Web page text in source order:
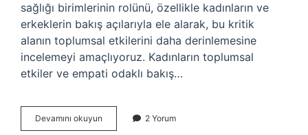
sağlığı birimlerinin rolünü, özellikle kadınların ve
erkeklerin bakış açılarıyla ele alarak, bu kritik
alanın toplumsal etkilerini daha derinlemesine
incelemeyi amaçlıyoruz. Kadınların toplumsal
etkiler ve empati odaklı bakış…
Devamını okuyun
sağlığı
2 Yorum